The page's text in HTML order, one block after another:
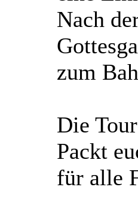
Nach
zum
Die
Packt
für alle